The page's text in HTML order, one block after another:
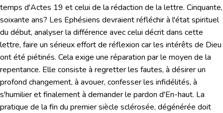
temps d'Actes 19 et celui de la rédaction de la lettre. Cinquante,
soixante ans? Les Ephésiens devraient réfléchir à l'état spirituel
du début, analyser la différence avec celui décrit dans cette
lettre, faire un sérieux effort de réflexion car les intérêts de Dieu
ont été piétinés. Cela exige une réparation par le moyen de la
repentance. Elle consiste à regretter les fautes, à désirer un
profond changement, à avouer, confesser les infidélités, à
s'humilier et finalement à demander le pardon d'En-haut. La
pratique de la fin du premier siècle sclérosée, dégénérée doit